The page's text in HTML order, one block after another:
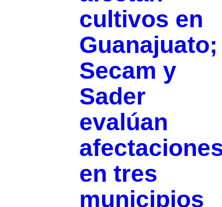
cultivos en
Guanajuato;
Secam y
Sader
evalúan
en tres
municipios